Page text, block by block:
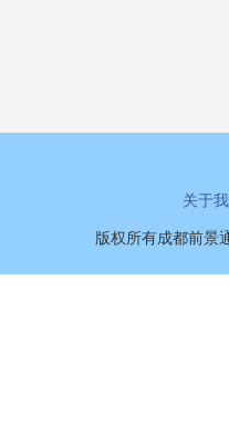
关于
版权所有成都前景